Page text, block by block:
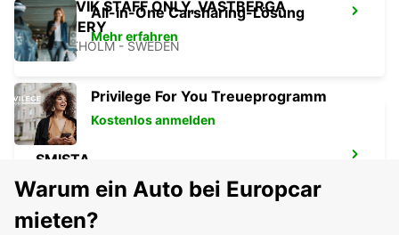
SANDVIK STAFF ONLY, VASTBERGA
DELIVERY
STOCKHOLM - SWEDEN
SMISTA
SEGELTORP - SWEDEN
All-in-One Carsharing-Lösung
Mehr erfahren
Privilege For You Treueprogramm
Kostenlos anmelden
Warum ein Auto bei Europcar
mieten?